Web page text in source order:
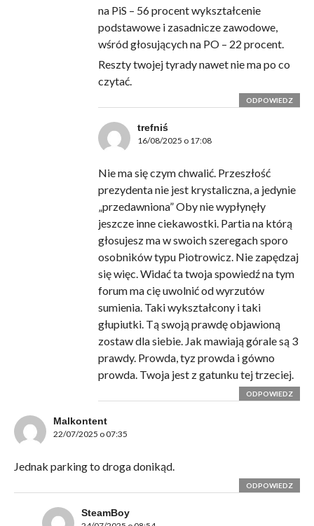
na PiS – 56 procent wykształcenie
podstawowe i zasadnicze zawodowe,
wśród głosujących na PO – 22 procent.
Reszty twojej tyrady nawet nie ma po co
czytać.
ODPOWIEDZ
trefniś
16/08/2025 o 17:08
Nie ma się czym chwalić. Przeszłość
prezydenta nie jest krystaliczna, a jedynie
„przedawniona” Oby nie wypłynęły
jeszcze inne ciekawostki. Partia na którą
głosujesz ma w swoich szeregach sporo
osobników typu Piotrowicz. Nie zapędzaj
się więc. Widać ta twoja spowiedź na tym
forum ma cię uwolnić od wyrzutów
sumienia. Taki wykształcony i taki
głupiutki. Tą swoją prawdę objawioną
zostaw dla siebie. Jak mawiają górale są 3
prawdy. Prowda, tyz prowda i gówno
prowda. Twoja jest z gatunku tej trzeciej.
ODPOWIEDZ
Malkontent
22/07/2025 o 07:35
Jednak parking to droga donikąd.
ODPOWIEDZ
SteamBoy